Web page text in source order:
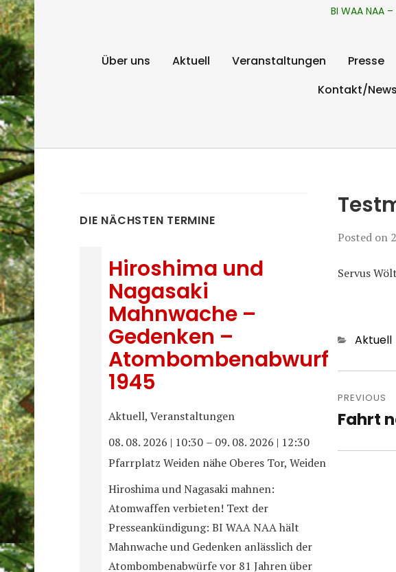
BI WAA NAA
Über uns Aktuell Veranstaltungen Presse
Kontakt/
Posted on
Servus
Categories
Aktuell
Post
PREVIOUS
Previous
Fahrt
DIE NÄCHSTEN TERMINE
Hiroshima und
Nagasaki
Mahnwache –
Gedenken –
Atombombenabwurf
1945
Aktuell, Veranstaltungen
08. 08. 2026 | 10:30 – 09. 08. 2026 | 12:30
Pfarrplatz Weiden nähe Oberes Tor, Weiden
Hiroshima und Nagasaki mahnen:
Atomwaffen verbieten! Text der
Presseankündigung: BI WAA NAA hält
Mahnwache und Gedenken anlässlich der
Atombombenabwürfe vor 81 Jahren über